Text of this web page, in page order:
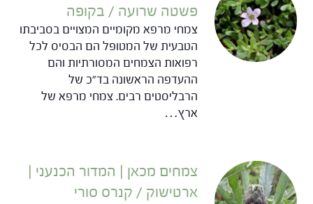
פשטה שרועה / בקופה
צמחי מרפא מקומיים המצויים בסביבתו
הטבעית של המטופל הם הבסיס לכל
רפואות הצמחים המסורתיות והם
ההעדפה הראשונה בד"כ של
הרבליסטים רבים. צמחי מרפא של
ארץ…
צמחים מכאן | המדור הכנעני |
ארטישוק / קנרס סורי